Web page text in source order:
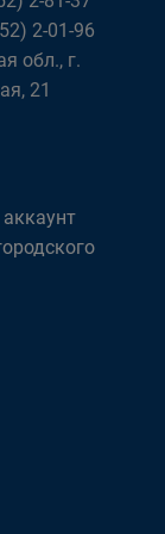
2-01-96
обл., г.
21